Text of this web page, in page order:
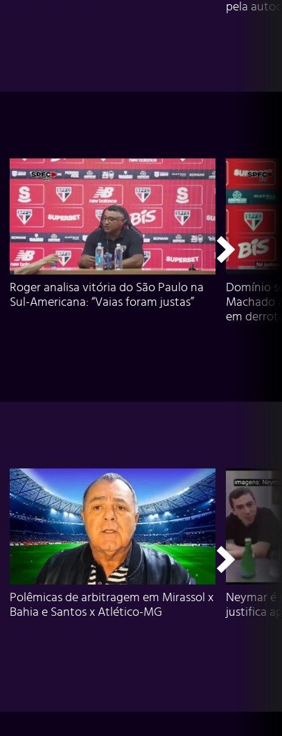
pela
Roger analisa vitória do São Paulo na
Sul-Americana: “Vaias foram justas”
Domínio
Machado
em
Polêmicas de arbitragem em Mirassol x
Bahia e Santos x Atlético-MG
Neymar é
justifica